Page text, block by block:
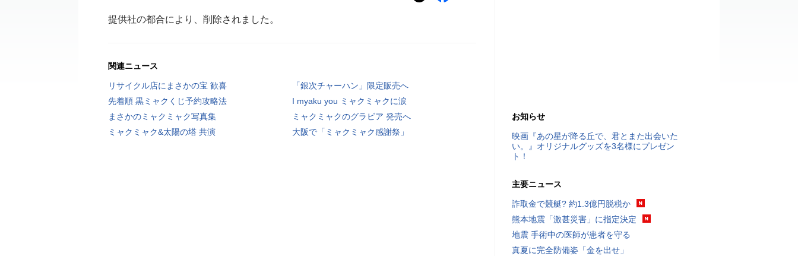
提供社の都合により、削除されました。
関連ニュース
リサイクル店にまさかの宝 歓喜
「銀次チャーハン」限定販売へ
先着順 黒ミャクくじ予約攻略法
I myaku you ミャクミャクに涙
まさかのミャクミャク写真集
ミャクミャクのグラビア 発売へ
ミャクミャク&太陽の塔 共演
大阪で「ミャクミャク感謝祭」
お知らせ
映画『あの星が降る丘で、君とまた出会いた
い。』オリジナルグッズを3名様にプレゼン
ト！
主要ニュース
詐取金で競艇? 約1.3億円脱税か
熊本地震「激甚災害」に指定決定
地震 手術中の医師が患者を守る
真夏に完全防備姿「金を出せ」